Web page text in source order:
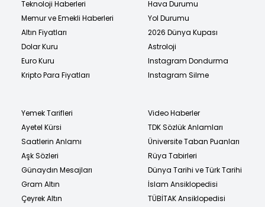
Teknoloji Haberleri
Memur ve Emekli Haberleri
Altın Fiyatları
Dolar Kuru
Euro Kuru
Kripto Para Fiyatları
Hava Durumu
Yol Durumu
2026 Dünya Kupası
Astroloji
Instagram Dondurma
Instagram Silme
Yemek Tarifleri
Ayetel Kürsi
Saatlerin Anlamı
Aşk Sözleri
Günaydın Mesajları
Gram Altın
Çeyrek Altın
Video Haberler
TDK Sözlük Anlamları
Üniversite Taban Puanları
Rüya Tabirleri
Dünya Tarihi ve Türk Tarihi
İslam Ansiklopedisi
TÜBİTAK Ansiklopedisi